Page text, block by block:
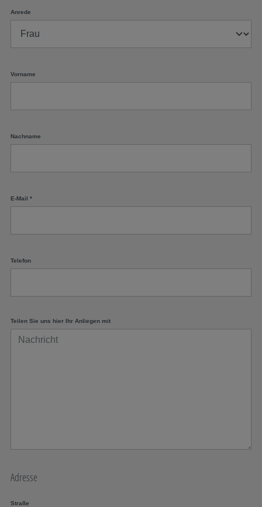
Anrede
Vorname
Nachname
E-Mail *
Telefon
Teilen Sie uns hier Ihr Anliegen mit
Adresse
Straße